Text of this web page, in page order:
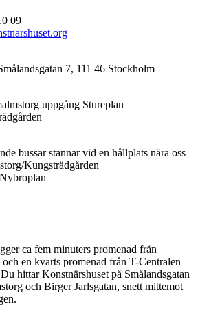
09
7, 111 46 Stockholm
uppgång Stureplan
bussar stannar vid en hållplats nära oss
Kungsträdgården
ca fem minuters promenad från
en kvarts promenad från T-Centralen
hittar Konstnärshuset på Smålandsgatan
och Birger Jarlsgatan, snett mittemot